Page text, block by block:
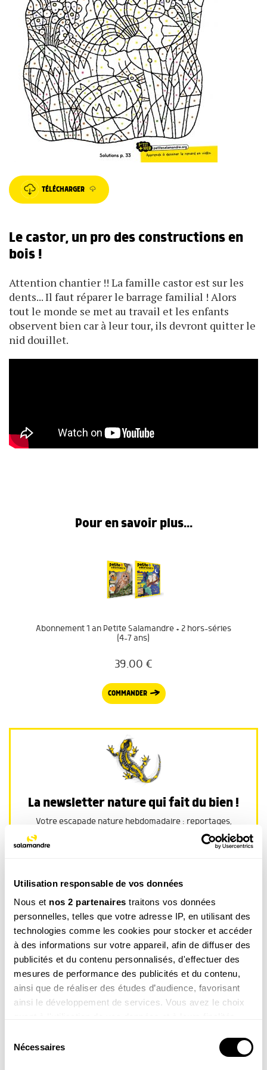
Utilisation responsable de vos données
Nous et nos 2 partenaires traitons vos données
personnelles, telles que votre adresse IP, en utilisant des
technologies comme les cookies pour stocker et accéder
à des informations sur votre appareil, afin de diffuser des
publicités et du contenu personnalisés, d'effectuer des
mesures de performance des publicités et du contenu,
ainsi que de réaliser des études d’audience, favorisant
ainsi le développement de services. Vous avez le choix
tout moment en consultant la Déclaration relative aux
cookies ou en cliquant sur l'icône de confidentialité.
Nécessaires
TÉLÉCHARGER
Le castor, un pro des constructions en
bois !
Attention chantier !! La famille castor est sur les
dents... Il faut réparer le barrage familial ! Alors
tout le monde se met au travail et les enfants
observent bien car à leur tour, ils devront quitter le
nid douillet.
Pour en savoir plus...
Abonnement 1 an Petite Salamandre + 2 hors-séries
(4-7 ans)
39.00 €
COMMANDER
La newsletter nature qui fait du bien !
Votre escapade nature hebdomadaire : reportages,
M’INSCRIRE
Par votre inscription vous acceptez lapolitique de confidentialité
.Vous pouvez
vous désinscrire à tout moment.